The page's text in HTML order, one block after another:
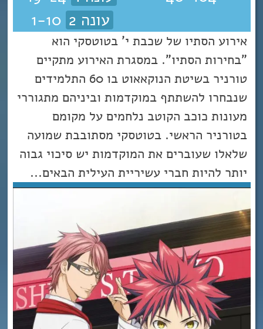
עונה 2
1-10
אירוע הסתיו של שכבת י' בטוטסקי הוא
"בחירות הסתיו". במסגרת האירוע מתקיים
טורניר בשיטת הנוקאאוט בו 60 התלמידים
שנבחרו להשתתף במוקדמות וביניהם מתגוררי
מעונות כוכב הקוטב נלחמים על מקומם
בטורניר הראשי. בטוטסקי מסתובבת שמועה
שלאלו שעוברים את המוקדמות יש סיכוי גבוה
יותר להיות חברי עשיריית העילית הבאים...